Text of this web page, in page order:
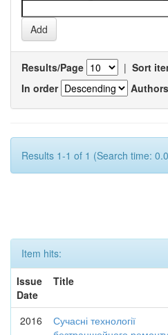
Results/Page | Sort
In order
Results 1-1 of 1 (Search time:
Item hits:
Issue
Date
Title
2016
Сучасні технології